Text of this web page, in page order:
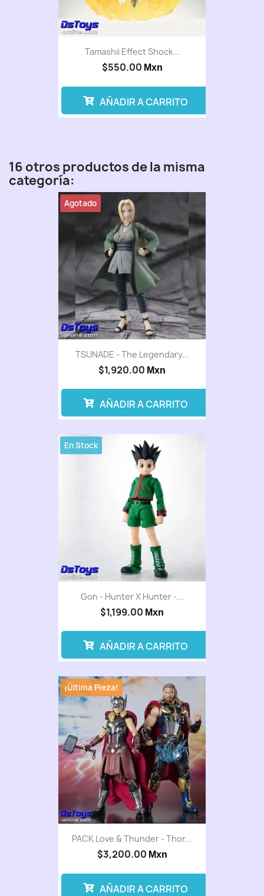
Tamashii Effect Shock...
$550.00 Mxn
AÑADIR A CARRITO
16 otros productos de la misma
categoría:
TSUNADE - The Legendary...
$1,920.00 Mxn
Agotado
AÑADIR A CARRITO
Gon - Hunter X Hunter -...
$1,199.00 Mxn
En Stock
AÑADIR A CARRITO
PACK Love & Thunder - Thor...
$3,200.00 Mxn
¡Última Pieza!
AÑADIR A CARRITO